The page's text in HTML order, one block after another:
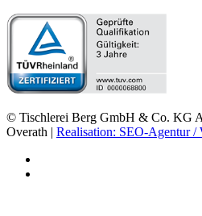
© Tischlerei Berg GmbH & Co. KG
Overath | Realisation: SEO-Agentur /